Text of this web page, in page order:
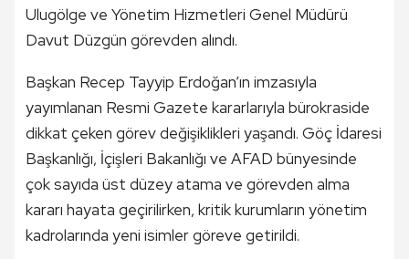
Ulugölge ve Yönetim Hizmetleri Genel Müdürü
Davut Düzgün görevden alındı.
Başkan Recep Tayyip Erdoğan’ın imzasıyla
yayımlanan Resmi Gazete kararlarıyla bürokraside
dikkat çeken görev değişiklikleri yaşandı. Göç İdaresi
Başkanlığı, İçişleri Bakanlığı ve AFAD bünyesinde
çok sayıda üst düzey atama ve görevden alma
kararı hayata geçirilirken, kritik kurumların yönetim
kadrolarında yeni isimler göreve getirildi.